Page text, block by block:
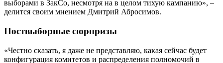
выборами в ЗакСо, несмотря на в целом тихую кампанию», –
делится своим мнением Дмитрий Абросимов.
Поствыборные сюрпризы
«Честно сказать, я даже не представляю, какая сейчас будет
конфигурация комитетов и распределения полномочий в